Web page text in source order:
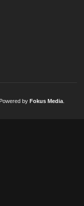
by Fokus Media.